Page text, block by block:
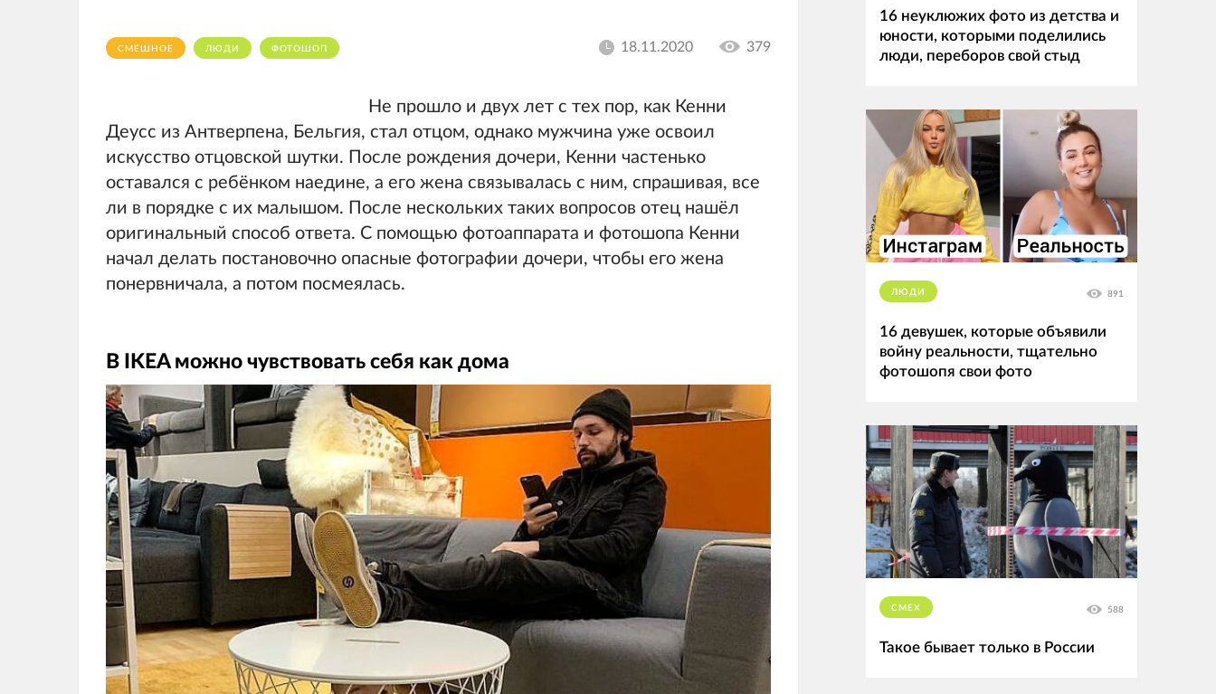
СМЕШНОЕ ЛЮДИ ФОТОШОП 18.11.2020 379
Не прошло и двух лет с тех пор, как Кенни
Деусс из Антверпена, Бельгия, стал отцом, однако мужчина уже освоил
искусство отцовской шутки. После рождения дочери, Кенни частенько
оставался с ребёнком наедине, а его жена связывалась с ним, спрашивая, все
ли в порядке с их малышом. После нескольких таких вопросов отец нашёл
оригинальный способ ответа. С помощью фотоаппарата и фотошопа Кенни
начал делать постановочно опасные фотографии дочери, чтобы его жена
понервничала, а потом посмеялась.
В IKEA можно чувствовать себя как дома
16 неуклюжих фото из детства и
юности, которыми поделились
люди, переборов свой стыд
ЛЮДИ 891
16 девушек, которые объявили
войну реальности, тщательно
фотошопя свои фото
СМЕХ 588
Такое бывает только в России